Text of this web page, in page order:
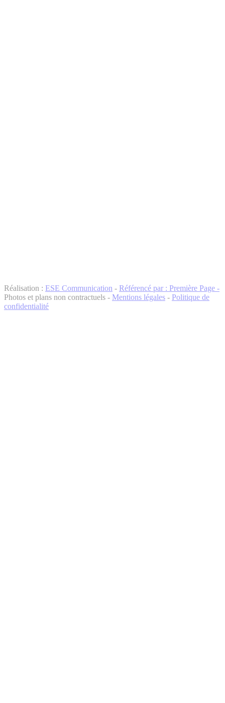
Réalisation : ESE Communication - Référencé par : Première Page -
Photos et plans non contractuels - Mentions légales - Politique de
confidentialité